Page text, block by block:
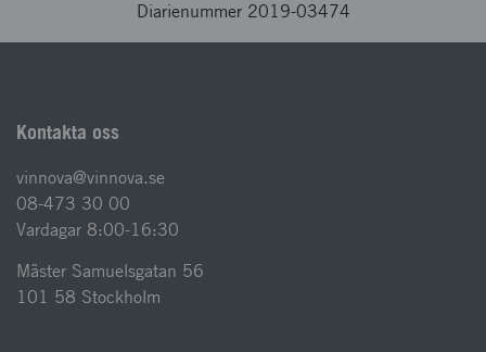
Diarienummer 2019-03474
Kontakta oss
vinnova@vinnova.se
08-473 30 00
Vardagar 8:00-16:30
Mäster Samuelsgatan 56
101 58 Stockholm